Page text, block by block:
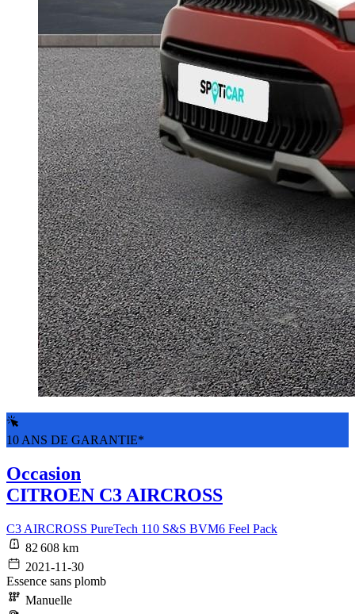
10 ANS DE GARANTIE*
Occasion
CITROEN C3 AIRCROSS
C3 AIRCROSS PureTech 110 S&S BVM6 Feel Pack
82 608 km
2021-11-30
Essence sans plomb
Manuelle